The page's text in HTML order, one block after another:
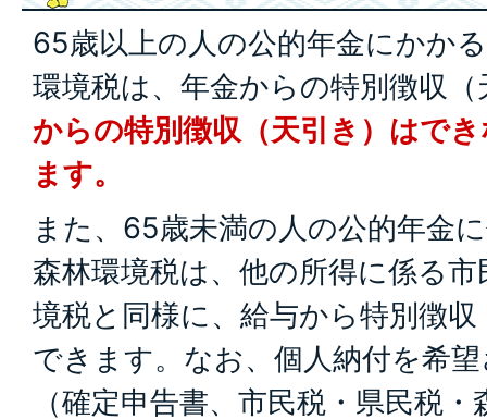
65歳以上の人の公的年金にかか
環境税は、年金からの特別徴収
からの特別徴収（天引き）はで
ます。
また、65歳未満の人の公的年金
森林環境税は、他の所得に係る
境税と同様に、給与から特別徴
できます。なお、個人納付を希
（確定申告書、市民税・県民税